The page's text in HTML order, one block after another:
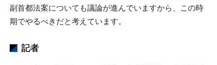
副首都法案についても議論が進んでいますから、この時
期でやるべきだと考えています。
記者